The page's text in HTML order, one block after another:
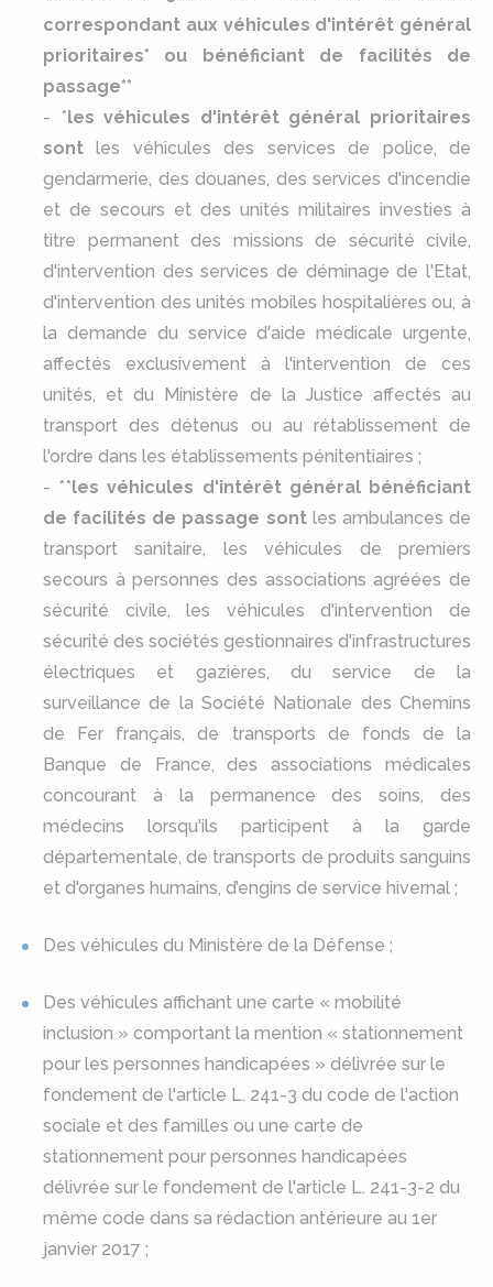
correspondant aux véhicules d'intérêt général
prioritaires* ou bénéficiant de facilités de
passage**
- *les véhicules d'intérêt général prioritaires
sont les véhicules des services de police, de
gendarmerie, des douanes, des services d'incendie
et de secours et des unités militaires investies à
titre permanent des missions de sécurité civile,
d'intervention des services de déminage de l'Etat,
d'intervention des unités mobiles hospitalières ou, à
la demande du service d'aide médicale urgente,
affectés exclusivement à l'intervention de ces
unités, et du Ministère de la Justice affectés au
transport des détenus ou au rétablissement de
l'ordre dans les établissements pénitentiaires ;
- **les véhicules d'intérêt général bénéficiant
de facilités de passage sontles ambulances de
transport sanitaire, les véhicules de premiers
secours à personnes des associations agréées de
sécurité civile, les véhicules d'intervention de
sécurité des sociétés gestionnaires d'infrastructures
électriques et gazières, du service de la
surveillance de la Société Nationale des Chemins
de Fer français, de transports de fonds de la
Banque de France, des associations médicales
concourant à la permanence des soins, des
médecins lorsqu'ils participent à la garde
départementale, de transports de produits sanguins
et d'organes humains, d’engins de service hivernal ;
Des véhicules du Ministère de la Défense ;
Des véhicules affichant une carte « mobilité
inclusion » comportant la mention « stationnement
pour les personnes handicapées » délivrée sur le
fondement de l'article L. 241-3 du code de l'action
sociale et des familles ou une carte de
stationnement pour personnes handicapées
délivrée sur le fondement de l'article L. 241-3-2 du
même code dans sa rédaction antérieure au 1er
janvier 2017 ;